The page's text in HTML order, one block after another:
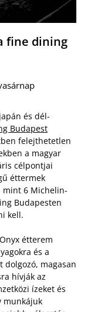
fine dining
és dél-
Budapest
felejthetetlen
a magyar
célpontjai
éttermek
mint 6 Michelin-
Budapesten
kell.
étterem
és a
dolgozó, magasan
hívják az
ízeket és
munkájuk